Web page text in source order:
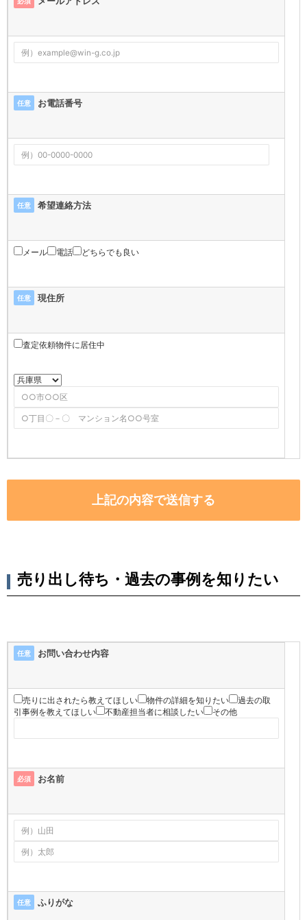
任意 お電話番号
任意 希望連絡方法
メール 電話 どちらでも良い
任意 現住所
査定依頼物件に居住中
売り出し待ち・過去の事例を知りたい
任意 お問い合わせ内容
売りに出されたら教えてほしい 物件の詳細を知りたい
過去の取
引事例を教えてほしい
不動産担当者に相談したい その他
必須 お名前
任意 ふりがな